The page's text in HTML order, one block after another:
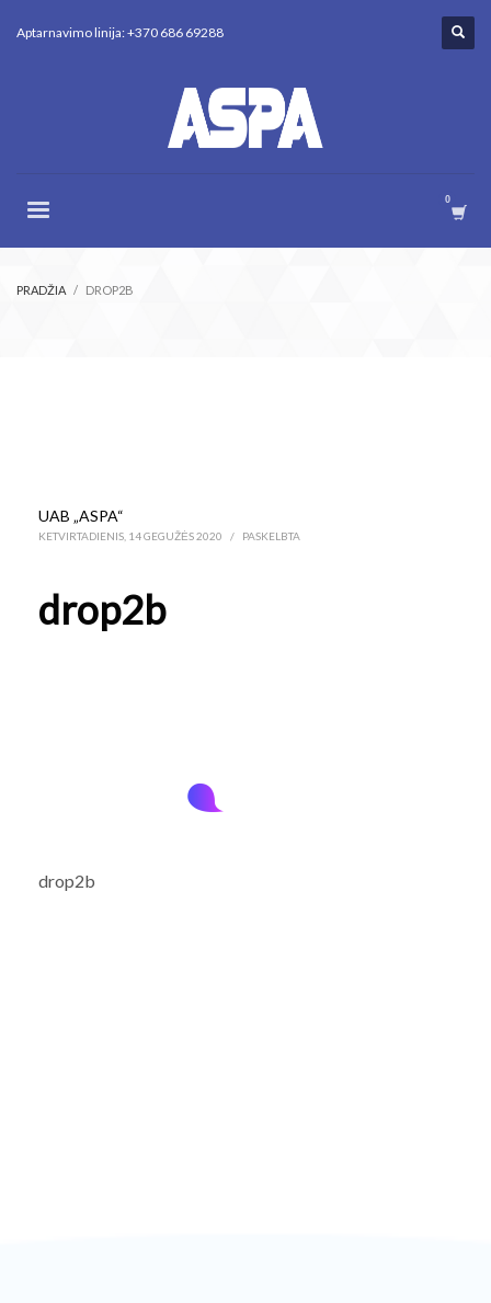
Aptarnavimo linija: +370 686 69288
PRADŽIA DROP2B
UAB „ASPA“
KETVIRTADIENIS, 14 GEGUŽĖS 2020 / PASKELBTA
drop2b
drop2b